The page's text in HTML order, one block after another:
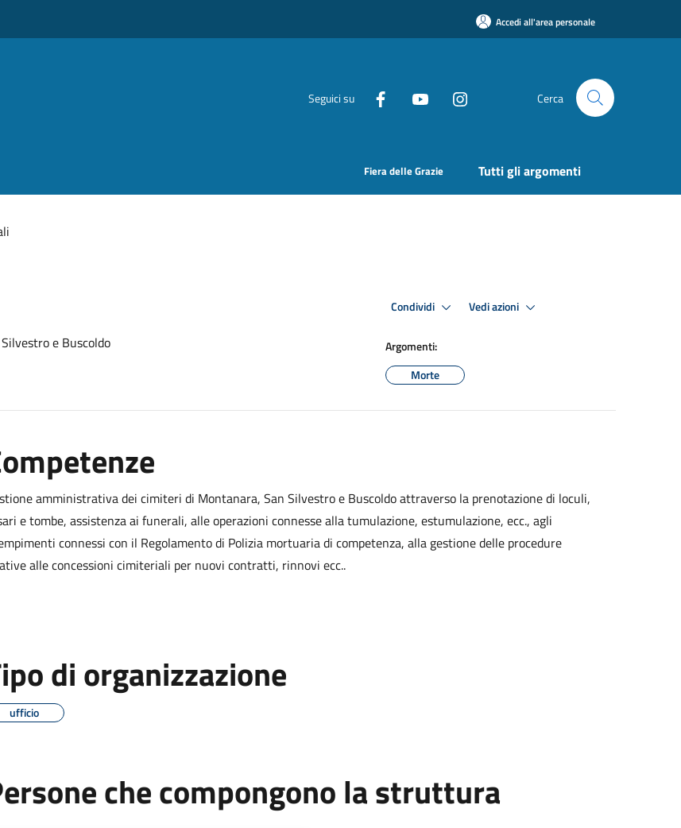
Accedi all'area personale
Seguici su Cerca
Fiera delle Grazie Tutti gli argomenti
e Buscoldo
Condividi Vedi azioni
Argomenti:
Morte
amministrativa dei cimiteri di Montanara, San Silvestro e Buscoldo attraverso la prenotazione di loculi,
e tombe, assistenza ai funerali, alle operazioni connesse alla tumulazione, estumulazione, ecc., agli
connessi con il Regolamento di Polizia mortuaria di competenza, alla gestione delle procedure
alle concessioni cimiteriali per nuovi contratti, rinnovi ecc..
di organizzazione
ufficio
che compongono la struttura